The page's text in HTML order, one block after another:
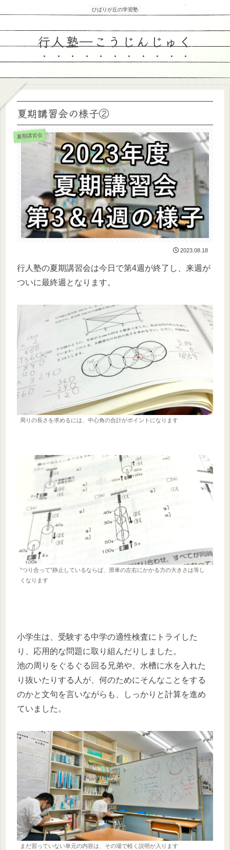
ひばりが丘の学習塾
行人塾―こうじんじゅく
夏期講習会の様子②
夏期講習会
2023.08.18
行人塾の夏期講習会は今日で第4週が終了し、来週が
ついに最終週となります。
周りの長さを求めるには、中心角の合計がポイントになります
”つり合って”静止しているならば、滑車の左右にかかる力の大きさは等し
くなります
小学生は、受験する中学の適性検査にトライした
り、応用的な問題に取り組んだりしました。
池の周りをぐるぐる回る兄弟や、水槽に水を入れた
り抜いたりする人が、何のためにそんなことをする
のかと文句を言いながらも、しっかりと計算を進め
ていました。
まだ習っていない単元の内容は、その場で軽く説明が入ります